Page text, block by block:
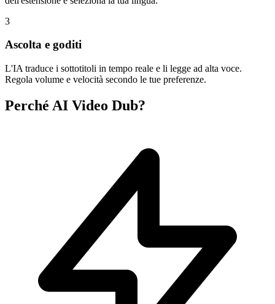
3
Ascolta e goditi
L'IA traduce i sottotitoli in tempo reale e li legge ad alta voce.
Regola volume e velocità secondo le tue preferenze.
Perché AI Video Dub?